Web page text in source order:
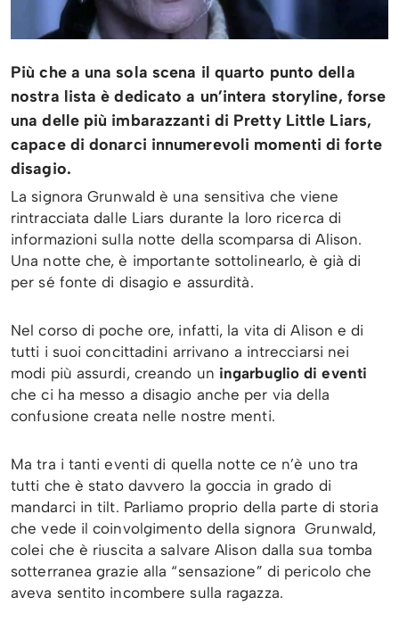
Più che a una sola scena il quarto punto della
nostra lista è dedicato a un’intera storyline, forse
una delle più imbarazzanti di Pretty Little Liars,
capace di donarci innumerevoli momenti di forte
disagio.
La signora Grunwald è una sensitiva che viene
rintracciata dalle Liars durante la loro ricerca di
informazioni sulla notte della scomparsa di Alison.
Una notte che, è importante sottolinearlo, è già di
per sé fonte di disagio e assurdità.
Nel corso di poche ore, infatti, la vita di Alison e di
tutti i suoi concittadini arrivano a intrecciarsi nei
modi più assurdi, creando un ingarbuglio di eventi
che ci ha messo a disagio anche per via della
confusione creata nelle nostre menti.
Ma tra i tanti eventi di quella notte ce n’è uno tra
tutti che è stato davvero la goccia in grado di
mandarci in tilt. Parliamo proprio della parte di storia
che vede il coinvolgimento della signora Grunwald,
colei che è riuscita a salvare Alison dalla sua tomba
sotterranea grazie alla “sensazione” di pericolo che
aveva sentito incombere sulla ragazza.